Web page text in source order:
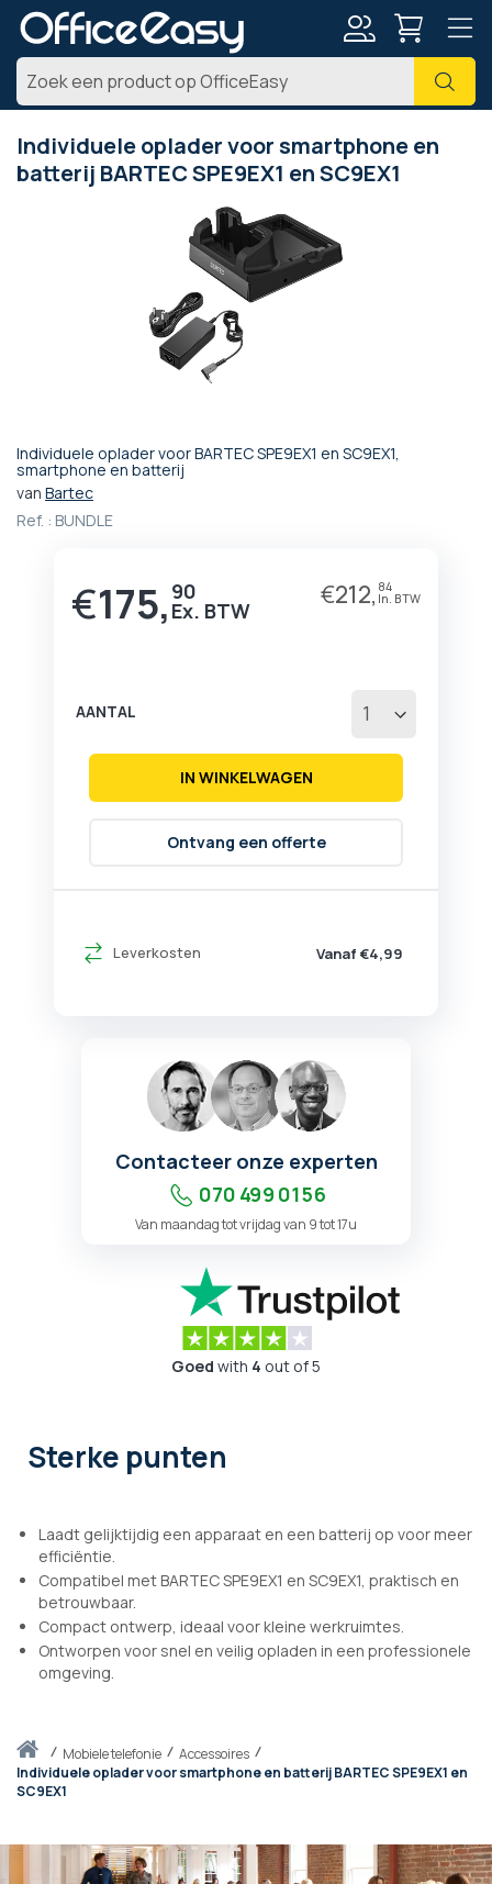
Zoek
Thuismobiele telefonie
Accessoires
Individuele oplader voor smartphone en batterij BARTEC SPE9EX1 en
SC9EX1
Individuele oplader voor smartphone en
batterij BARTEC SPE9EX1 en SC9EX1
Individuele oplader voor BARTEC SPE9EX1 en SC9EX1,
smartphone en batterij
van Bartec
Ref. : BUNDLE
Leverkosten Vanaf €4,99
€175, 90 €212, 84
AANTAL
IN WINKELWAGEN
Ontvang een offerte
Ga
naar
begin
afbeeldingen-
Contacteer onze experten
070 499 01 56
Van maandag tot vrijdag van 9 tot 17u
Goed with 4 out of 5
Sterke punten
Laadt gelijktijdig een apparaat en een batterij op voor meer
efficiëntie.
Compatibel met BARTEC SPE9EX1 en SC9EX1, praktisch en
betrouwbaar.
Compact ontwerp, ideaal voor kleine werkruimtes.
Ontworpen voor snel en veilig opladen in een professionele
omgeving.